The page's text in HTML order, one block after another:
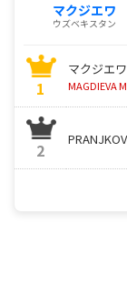
マクジエワ
ウズベキスタン
1
マクジエワ
MAGDIEVA
2